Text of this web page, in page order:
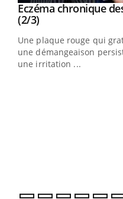
Youtube
Eczéma chronique
(2/3)Youtube
Une plaque rouge qui
une démangeaison
une irritation ...